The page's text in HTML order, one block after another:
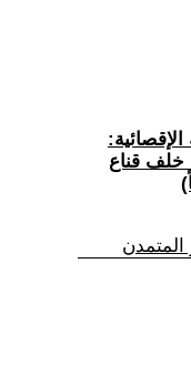
الإقصائية:
خلف قناع